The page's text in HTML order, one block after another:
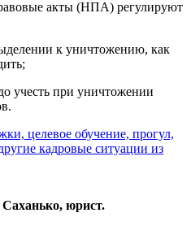
акты (НПА) регулируют
к уничтожению, как
учесть при уничтожении
целевое обучение, прогул,
кадровые ситуации из
юрист.